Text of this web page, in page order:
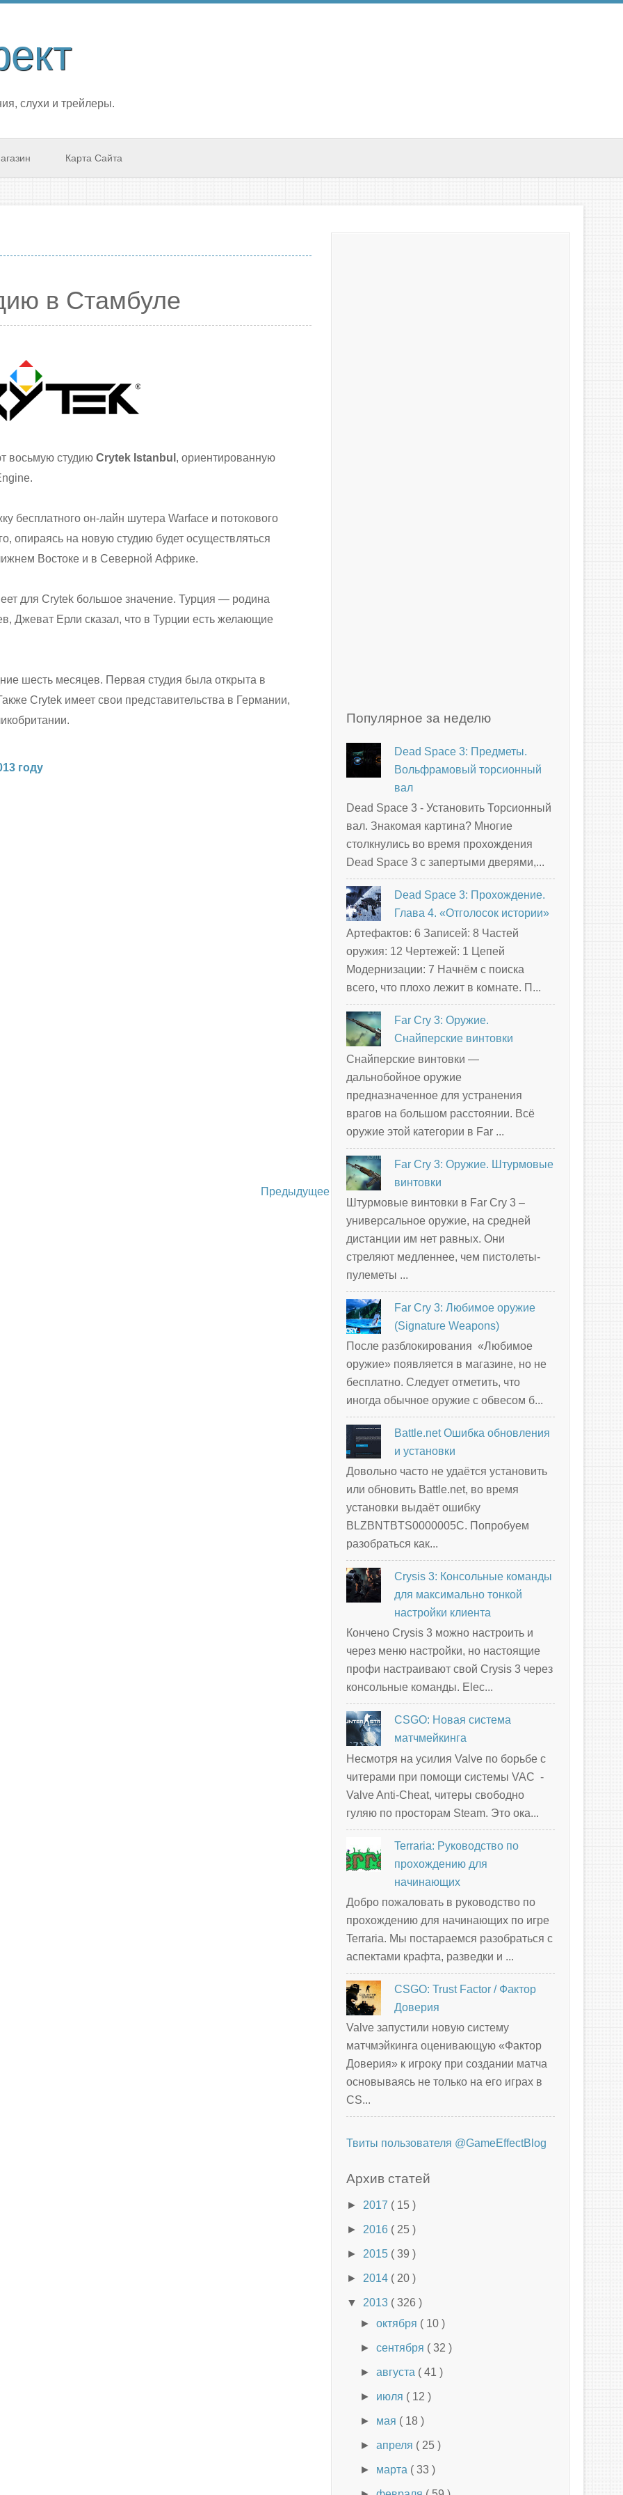
слухи и трейлеры.
Карта Сайта
в Стамбуле
восьмую студию Crytek Istanbul , ориентированную
бесплатного он-лайн шутера Warface и потокового
опираясь на новую студию будет осуществляться
Востоке и в Северной Африке.
для Crytek большое значение. Турция — родина
Джеват Ерли сказал, что в Турции есть желающие
шесть месяцев. Первая студия была открыта в
Crytek имеет свои представительства в Германии,
году
Предыдущее
Популярное за неделю
Dead Space 3: Предметы.
Вольфрамовый торсионный
вал
Dead Space 3 - Установить Торсионный
вал. Знакомая картина? Многие
столкнулись во время прохождения
Dead Space 3 с запертыми дверями,...
Dead Space 3: Прохождение.
Глава 4. «Отголосок истории»
Артефактов: 6 Записей: 8 Частей
оружия: 12 Чертежей: 1 Цепей
Модернизации: 7 Начнём с поиска
всего, что плохо лежит в комнате. П...
Far Cry 3: Оружие.
Снайперские винтовки
Снайперские винтовки —
дальнобойное оружие
предназначенное для устранения
врагов на большом расстоянии. Всё
оружие этой категории в Far ...
Far Cry 3: Оружие. Штурмовые
винтовки
Штурмовые винтовки в Far Cry 3 –
универсальное оружие, на средней
дистанции им нет равных. Они
стреляют медленнее, чем пистолеты-
пулеметы ...
Far Cry 3: Любимое оружие
(Signature Weapons)
После разблокирования «Любимое
оружие» появляется в магазине, но не
бесплатно. Следует отметить, что
иногда обычное оружие с обвесом б...
Battle.net Ошибка обновления
и установки
Довольно часто не удаётся установить
или обновить Battle.net, во время
установки выдаёт ошибку
BLZBNTBTS0000005C. Попробуем
разобраться как...
Crysis 3: Консольные команды
для максимально тонкой
настройки клиента
Кончено Crysis 3 можно настроить и
через меню настройки, но настоящие
профи настраивают свой Crysis 3 через
консольные команды. Elec...
CSGO: Новая система
матчмейкинга
Несмотря на усилия Valve по борьбе с
читерами при помощи системы VAC -
Valve Anti-Cheat, читеры свободно
гуляю по просторам Steam. Это ока...
Terraria: Руководство по
прохождению для
начинающих
Добро пожаловать в руководство по
прохождению для начинающих по игре
Terraria. Мы постараемся разобраться с
аспектами крафта, разведки и ...
CSGO: Trust Factor / Фактор
Доверия
Valve запустили новую систему
матчмэйкинга оценивающую «Фактор
Доверия» к игроку при создании матча
основываясь не только на его играх в
CS...
Твиты пользователя @GameEffectBlog
Архив статей
► 2017 ( 15 )
► 2016 ( 25 )
► 2015 ( 39 )
► 2014 ( 20 )
▼ 2013 ( 326 )
►октября ( 10 )
►сентября ( 32 )
►августа ( 41 )
► июля ( 12 )
► мая ( 18 )
►апреля ( 25 )
► марта ( 33 )